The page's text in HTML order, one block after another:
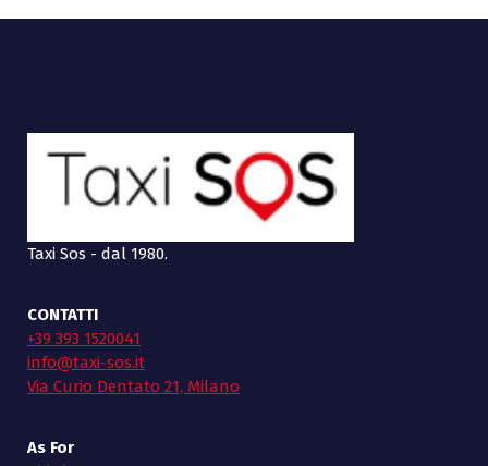
Taxi Sos - dal 1980.
CONTATTI
+39 393 1520041
info@taxi-sos.it
Via Curio Dentato 21, Milano
As For